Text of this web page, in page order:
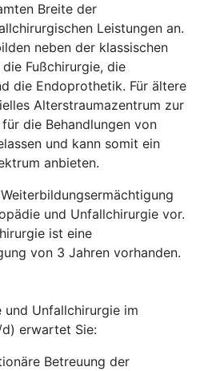
Breite der
Leistungen an.
neben der klassischen
Fußchirurgie, die
die Endoprothetik. Für ältere
Alterstraumazentrum zur
die Behandlungen von
und kann somit ein
anbieten.
und Unfallchirurgie vor.
ist eine
von 3 Jahren vorhanden.
Unfallchirurgie im
erwartet Sie:
Betreuung der